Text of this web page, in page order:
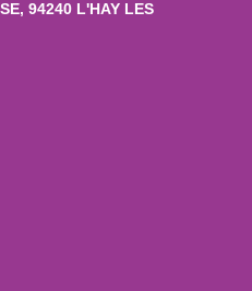
94240 L'HAY LES